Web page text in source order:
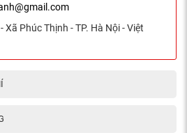
Xã Phúc Thịnh - TP. Hà Nội - Việt